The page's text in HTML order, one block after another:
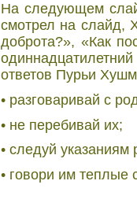
На следующем
смотрел на слайд,
доброта?», «Как
ответов Пурьи
• разговаривай с
• не перебивай их;
• следуй указаниям
• говори им теплые